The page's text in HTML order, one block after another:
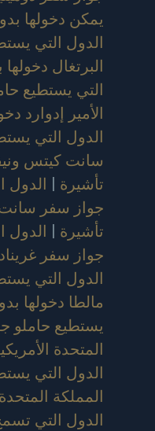
يمكن دخولها بدون
الدول التي
البرتغال
التي يستطيع
الأمير إدوارد
الدول التي
سانت كيتس
تأشيرة | الدول
جواز سفر سانت
تأشيرة | الدول
جواز سفر
الدول التي
مالطا دخولها
يستطيع حاملو
المتحدة
الدول التي
المملكة
الدول التي